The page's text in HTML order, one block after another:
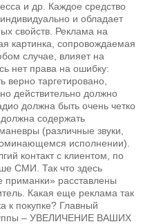
и др. Каждое средство
и обладает
свойств. Реклама на
картинка, сопровождаемая
случае, влияет на
нет права на ошибку:
таргетировано,
действительно должно
должна быть очень четко
содержать
(различные звуки,
исполнении).
контакт с клиентом, по
СМИ. Так что здесь
приманки» расставлены
Какая еще реклама так
к покупке? Главный
– УВЕЛИЧЕНИЕ ВАШИХ